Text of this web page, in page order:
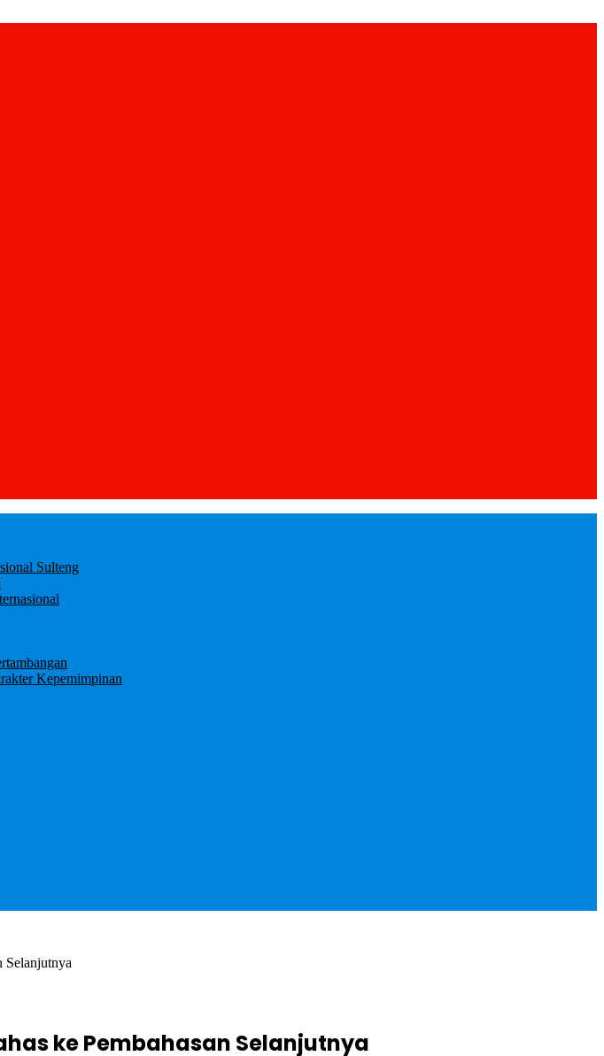
Sulteng
Kepemimpinan
Selanjutnya
ke Pembahasan Selanjutnya